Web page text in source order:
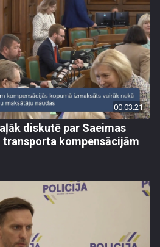
00:03:21
diskutē par Saeimas
kompensācijām